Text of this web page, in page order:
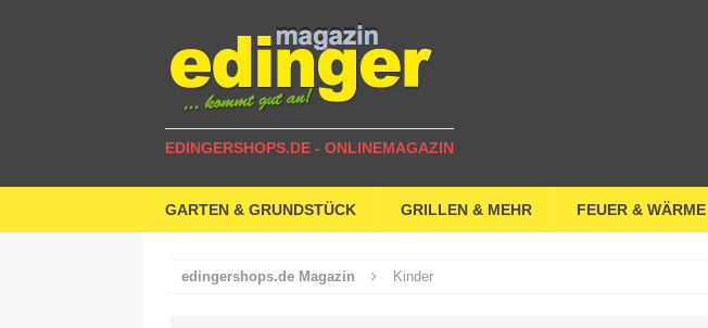
EDINGERSHOPS.DE - ONLINEMAGAZIN
GARTEN & GRUNDSTÜCK GRILLEN & MEHR FEUER & WÄRME
edingershops.de Magazin Kinder